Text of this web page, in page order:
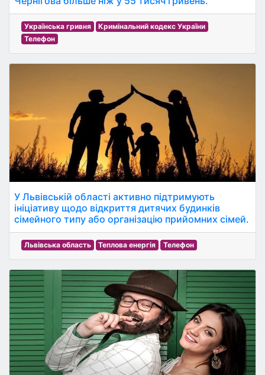
Українська гривня
Кримінальний кодекс України
Телефон
У Львівській області активно підтримують
ініціативу щодо відкриття дитячих будинків
сімейного типу або організацію прийомних сімей.
Львівська область Теплова енергія Телефон